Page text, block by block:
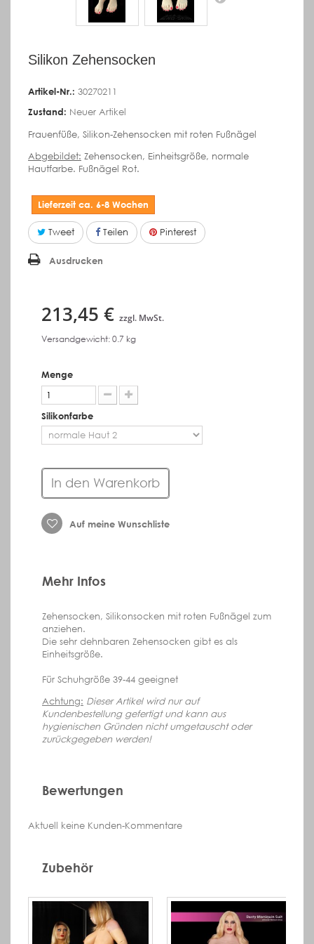
Silikon Zehensocken
Artikel-Nr.: 30270211
Zustand: Neuer Artikel
Frauenfüße, Silikon-Zehensocken mit roten Fußnägel
Abgebildet: Zehensocken, Einheitsgröße, normale
Hautfarbe. Fußnägel Rot.
Lieferzeit ca. 6-8 Wochen
Tweet Teilen Pinterest
Ausdrucken
213,45 € zzgl. MwSt.
Versandgewicht: 0.7 kg
Menge
Silikonfarbe
In den Warenkorb
Auf meine Wunschliste
Mehr Infos
Zehensocken, Silikonsocken mit roten Fußnägel zum
anziehen.
Die sehr dehnbaren Zehensocken gibt es als
Einheitsgröße.
Für Schuhgröße 39-44 geeignet
Achtung: Dieser Artikel wird nur auf
Kundenbestellung gefertigt und kann aus
hygienischen Gründen nicht umgetauscht oder
zurückgegeben werden!
Bewertungen
Aktuell keine Kunden-Kommentare
Zubehör